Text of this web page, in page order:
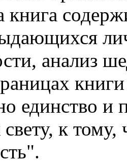
анализ
единство и
к тому,